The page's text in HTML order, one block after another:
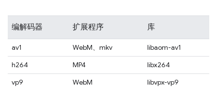
编解码器 扩展程序 库
av1 WebM、mkv
libaom-av1
h264
MP4
libx264
vp9
WebM libvpx-vp9